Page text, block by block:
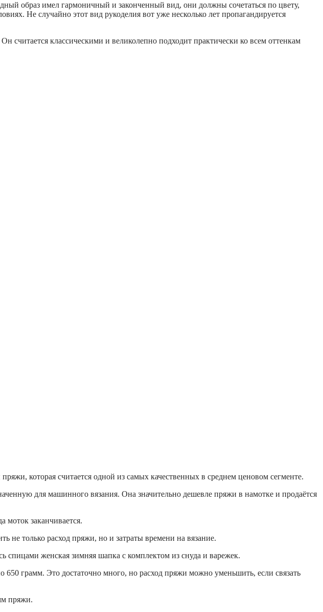
образ имел гармоничный и законченный вид, они должны сочетаться по цвету,
Не случайно этот вид рукоделия вот уже несколько лет пропагандируется
классическими и великолепно подходит практически ко всем оттенкам
которая считается одной из самых качественных в среднем ценовом сегменте.
для машинного вязания. Она значительно дешевле пряжи в намотке и продаётся
моток заканчивается.
не только расход пряжи, но и затраты времени на вязание.
спицами женская зимняя шапка с комплектом из снуда и варежек.
грамм. Это достаточно много, но расход пряжи можно уменьшить, если связать
пряжи.